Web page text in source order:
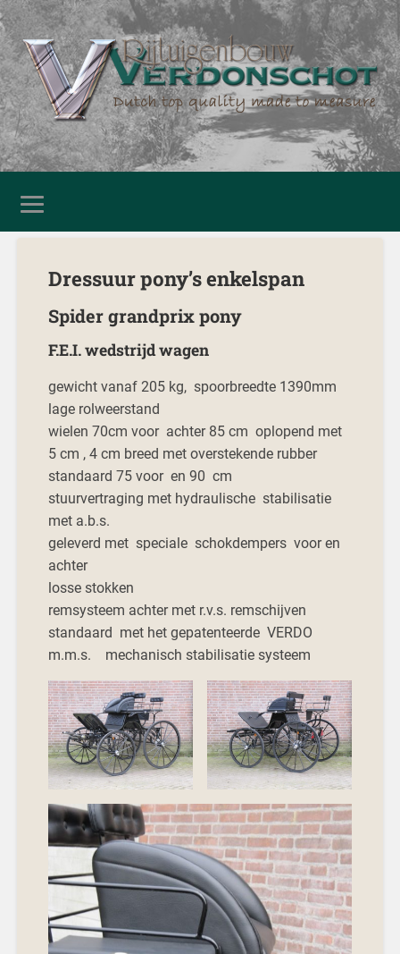
Dressuur pony’s enkelspan
Spider grandprix pony
F.E.I. wedstrijd wagen
gewicht vanaf 205 kg, spoorbreedte 1390mm
lage rolweerstand
wielen 70cm voor achter 85 cm oplopend met
5 cm , 4 cm breed met overstekende rubber
standaard 75 voor en 90 cm
stuurvertraging met hydraulische stabilisatie
met a.b.s.
geleverd met speciale schokdempers voor en
achter
losse stokken
remsysteem achter met r.v.s. remschijven
standaard met het gepatenteerde VERDO
m.m.s. mechanisch stabilisatie systeem